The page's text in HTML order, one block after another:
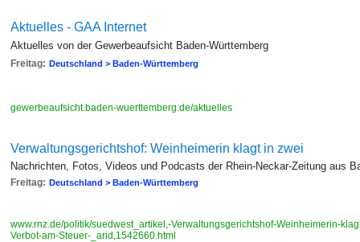
Aktuelles - GAA Internet
Aktuelles von der Gewerbeaufsicht Baden-Württemberg
Freitag: Deutschland > Baden-Württemberg
gewerbeaufsicht.baden-wuerttemberg.de/aktuelles
Verwaltungsgerichtshof: Weinheimerin klagt in zwei
Nachrichten, Fotos, Videos und Podcasts der Rhein-Neckar-Zeitung aus
Freitag: Deutschland > Baden-Württemberg
www.rnz.de/politik/suedwest_artikel,-Verwaltungsgerichtshof-Weinheimerin-
Verbot-am-Steuer-_arid,1542660.html